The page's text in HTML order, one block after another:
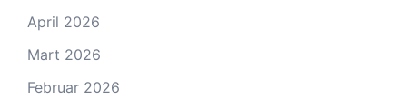
April 2026
Mart 2026
Februar 2026